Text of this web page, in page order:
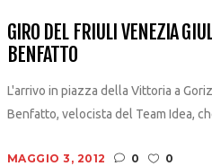
GIRO DEL FRIULI VENEZIA
BENFATTO
L'arrivo in piazza della Vittoria a
Benfatto, velocista del Team Idea,
MAGGIO 3, 2012 0 0